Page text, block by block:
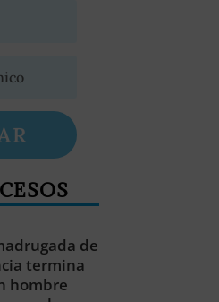
de
termina
hombre